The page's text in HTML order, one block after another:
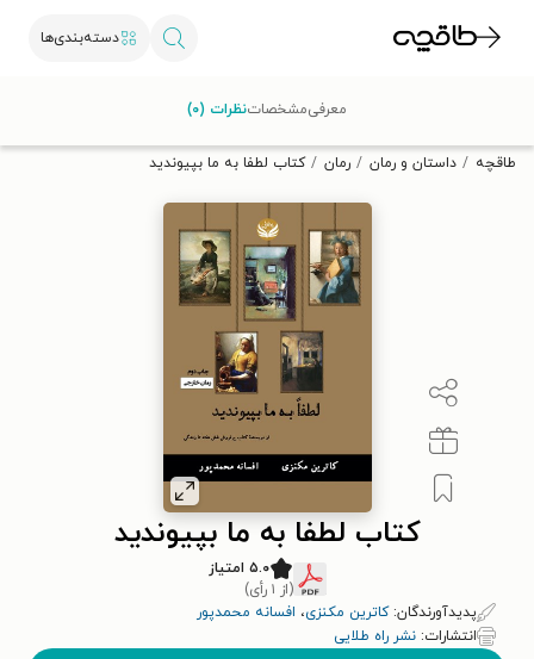
دسته‌بندی‌ها
تخفیف از طاقچه دریافت کن.
طاقچه داستان و رمان رمان کتاب لطفا به ما بپیوندید
کتاب لطفا به ما بپیوندید
۵.۰ امتیاز
(از ۱ رأی)
پدیدآورندگان:کاترین مکنزی، افسانه محمدپور
انتشارات: نشر راه طلایی
معرفیمشخصاتنظرات (۰)